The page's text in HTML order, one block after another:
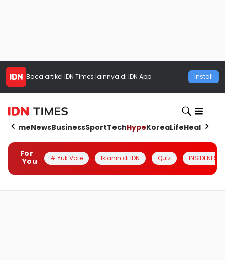
Baca artikel IDN Times lainnya di IDN App Install
HomeNewsBusinessSportTechHypeKoreaLifeHealth
For
You
# Yuk Vote Iklanin di IDN Quiz INSIDENESIA